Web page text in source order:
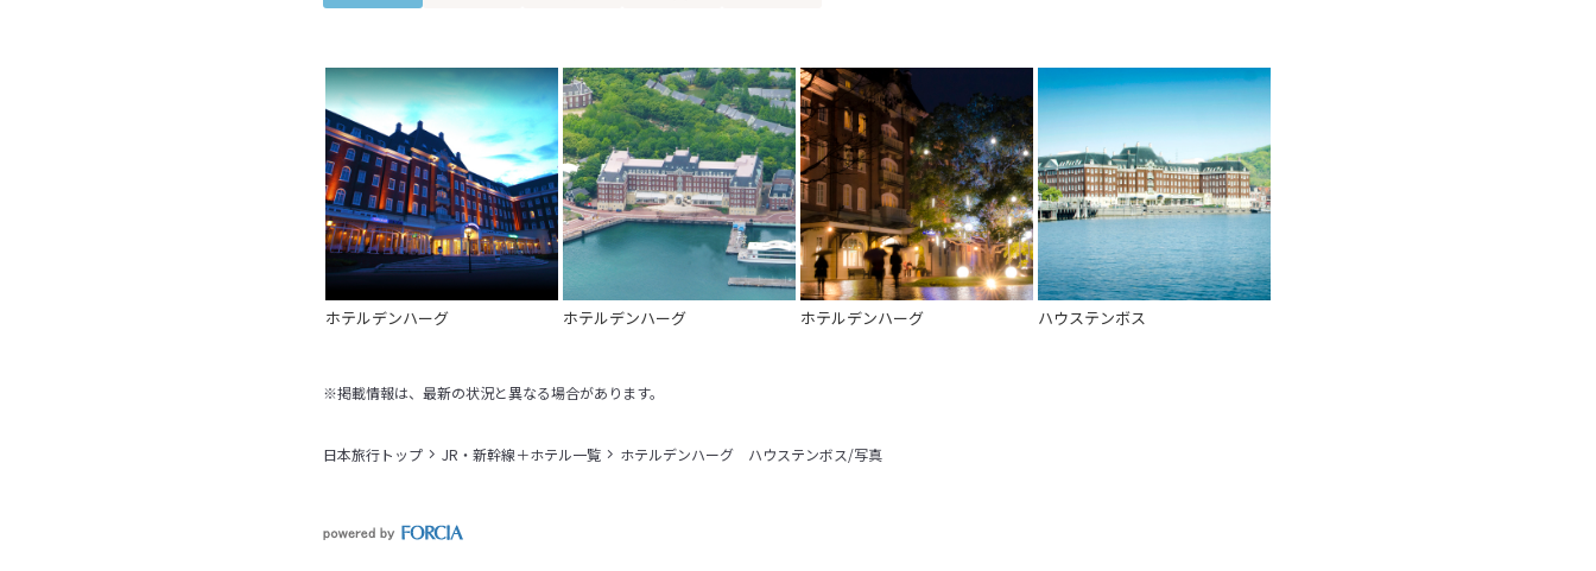
ホテルデンハーグ ホテルデンハーグ ホテルデンハーグ ハウステンボス
※掲載情報は、最新の状況と異なる場合があります。
日本旅行トップ JR・新幹線＋ホテル一覧 ホテルデンハーグ ハウステンボス/写真